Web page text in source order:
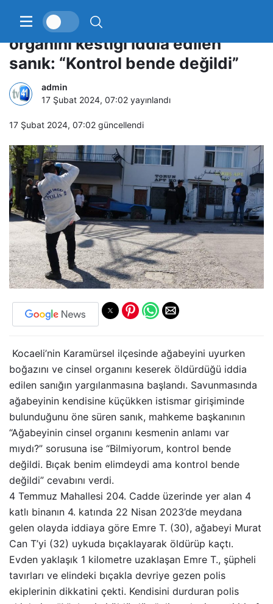
Ağabeyinin boğazını ve cinsel
organını kestiği iddia edilen
sanık: “Kontrol bende değildi”
admin
17 Şubat 2024, 07:02 yayınlandı
17 Şubat 2024, 07:02 güncellendi
Kocaeli’nin Karamürsel ilçesinde ağabeyini uyurken
boğazını ve cinsel organını keserek öldürdüğü iddia
edilen sanığın yargılanmasına başlandı. Savunmasında
ağabeyinin kendisine küçükken istismar girişiminde
bulunduğunu öne süren sanık, mahkeme başkanının
“Ağabeyinin cinsel organını kesmenin anlamı var
mıydı?” sorusuna ise “Bilmiyorum, kontrol bende
değildi. Bıçak benim elimdeydi ama kontrol bende
değildi” cevabını verdi.
4 Temmuz Mahallesi 204. Cadde üzerinde yer alan 4
katlı binanın 4. katında 22 Nisan 2023’de meydana
gelen olayda iddiaya göre Emre T. (30), ağabeyi Murat
Can T’yi (32) uykuda bıçaklayarak öldürüp kaçtı.
Evden yaklaşık 1 kilometre uzaklaşan Emre T., şüpheli
tavırları ve elindeki bıçakla devriye gezen polis
ekiplerinin dikkatini çekti. Kendisini durduran polis